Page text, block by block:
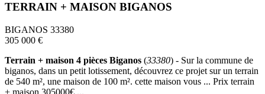
TERRAIN + MAISON BIGANOS
BIGANOS 33380
305 000 €
Terrain + maison 4 pièces Biganos (33380) - Sur la commune de
biganos, dans un petit lotissement, découvrez ce projet sur un terrain
de 540 m², une maison de 100 m². cette maison vous ... Prix terrain
+ maison 305000€ ...